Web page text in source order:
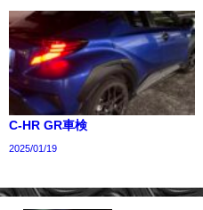
C-HR GR車検
2025/01/19